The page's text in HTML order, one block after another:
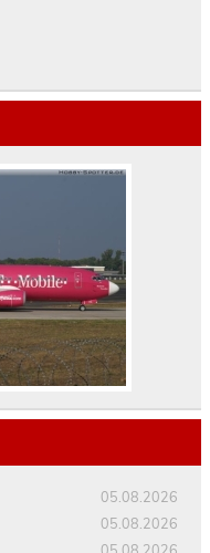
05.08.2026
05.08.2026
05.08.2026